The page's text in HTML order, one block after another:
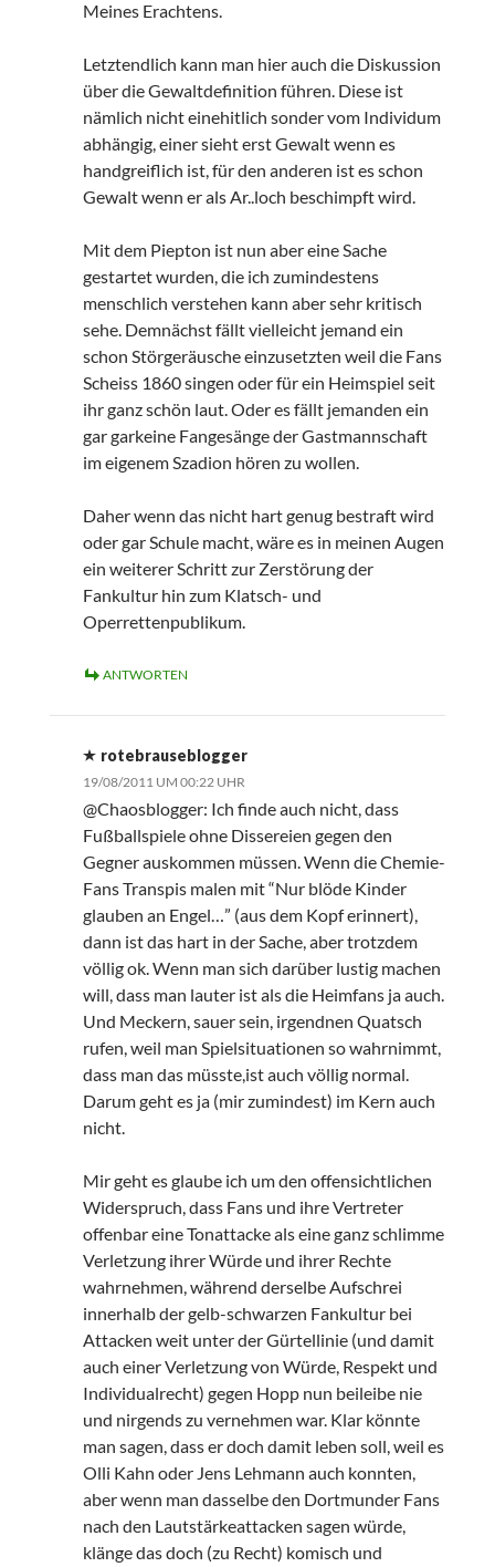
Meines Erachtens.
Letztendlich kann man hier auch die Diskussion
über die Gewaltdefinition führen. Diese ist
nämlich nicht einehitlich sonder vom Individum
abhängig, einer sieht erst Gewalt wenn es
handgreiflich ist, für den anderen ist es schon
Gewalt wenn er als Ar..loch beschimpft wird.
Mit dem Piepton ist nun aber eine Sache
gestartet wurden, die ich zumindestens
menschlich verstehen kann aber sehr kritisch
sehe. Demnächst fällt vielleicht jemand ein
schon Störgeräusche einzusetzten weil die Fans
Scheiss 1860 singen oder für ein Heimspiel seit
ihr ganz schön laut. Oder es fällt jemanden ein
gar garkeine Fangesänge der Gastmannschaft
im eigenem Szadion hören zu wollen.
Daher wenn das nicht hart genug bestraft wird
oder gar Schule macht, wäre es in meinen Augen
ein weiterer Schritt zur Zerstörung der
Fankultur hin zum Klatsch- und
Operrettenpublikum.
ANTWORTEN
rotebrauseblogger
19/08/2011 UM 00:22 UHR
@Chaosblogger: Ich finde auch nicht, dass
Fußballspiele ohne Dissereien gegen den
Gegner auskommen müssen. Wenn die Chemie-
Fans Transpis malen mit “Nur blöde Kinder
glauben an Engel…” (aus dem Kopf erinnert),
dann ist das hart in der Sache, aber trotzdem
völlig ok. Wenn man sich darüber lustig machen
will, dass man lauter ist als die Heimfans ja auch.
Und Meckern, sauer sein, irgendnen Quatsch
rufen, weil man Spielsituationen so wahrnimmt,
dass man das müsste,ist auch völlig normal.
Darum geht es ja (mir zumindest) im Kern auch
nicht.
Mir geht es glaube ich um den offensichtlichen
Widerspruch, dass Fans und ihre Vertreter
offenbar eine Tonattacke als eine ganz schlimme
Verletzung ihrer Würde und ihrer Rechte
wahrnehmen, während derselbe Aufschrei
innerhalb der gelb-schwarzen Fankultur bei
Attacken weit unter der Gürtellinie (und damit
auch einer Verletzung von Würde, Respekt und
Individualrecht) gegen Hopp nun beileibe nie
und nirgends zu vernehmen war. Klar könnte
man sagen, dass er doch damit leben soll, weil es
Olli Kahn oder Jens Lehmann auch konnten,
aber wenn man dasselbe den Dortmunder Fans
nach den Lautstärkeattacken sagen würde,
klänge das doch (zu Recht) komisch und